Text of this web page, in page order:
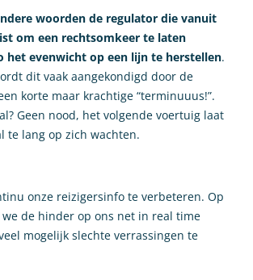
woorden de regulator die vanuit
om een rechtsomkeer te laten
het evenwicht op een lijn te herstellen.
dit vaak aangekondigd door de
korte maar krachtige “terminuuus!”.
Geen nood, het volgende voertuig laat
te lang op zich wachten.
onze reizigersinfo te verbeteren. Op
de hinder op ons net in real time
mogelijk slechte verrassingen te